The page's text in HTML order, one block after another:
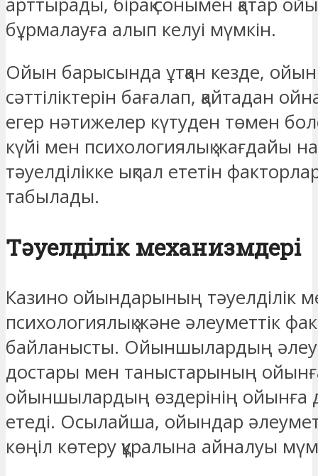
бұрмалауға алып келуі мүмкін.
Ойын барысында ұтқан кезде,
сәттіліктерін бағалап, қайтадан
егер нәтижелер күтуден төмен
күйі мен психологиялық жағдайы
тәуелділікке ықпал ететін
табылады.
Тәуелділік механизмдері
Казино ойындарының тәуелділік
психологиялық және әлеуметтік
байланысты. Ойыншылардың
достары мен таныстарының
ойыншылардың өздерінің ойынға
етеді. Осылайша, ойындар
көңіл көтеру құралына айналуы